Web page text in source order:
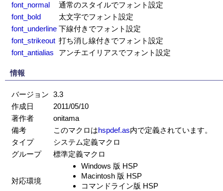
font_normal
通常のスタイルでフォント設定
font_bold
太文字でフォント設定
font_underline 下線付きでフォント設定
font_strikeout 打ち消し線付きでフォント設定
font_antialias
アンチエイリアスでフォント設定
情報
バージョン 3.3
作成日
2011/05/10
著作者
onitama
備考
このマクロはhspdef.as内で定義されています。
タイプ
システム定義マクロ
グループ
標準定義マクロ
対応環境
Windows 版 HSP
Macintosh 版 HSP
コマンドライン版 HSP